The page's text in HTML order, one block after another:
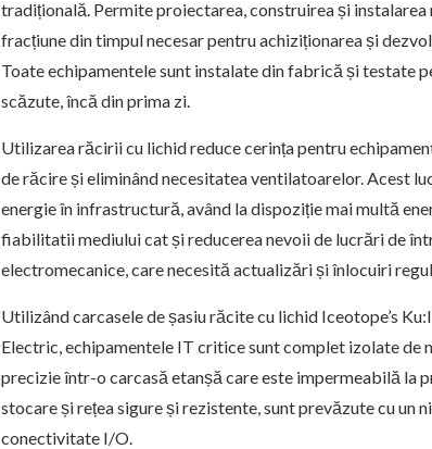
tradițională. Permite proiectarea, construirea și
fracțiune din timpul necesar pentru achiziționarea și
Toate echipamentele sunt instalate din fabrică și testate
scăzute, încă din prima zi.
Utilizarea răcirii cu lichid reduce cerința pentru
de răcire și eliminând necesitatea ventilatoarelor. Acest
energie în infrastructură, având la dispoziție mai multă
fiabilitatii mediului cat și reducerea nevoii de lucrări de
electromecanice, care necesită actualizări și înlocuiri
Utilizând carcasele de șasiu răcite cu lichid Iceotope’s
Electric, echipamentele IT critice sunt complet izolate
precizie într-o carcasă etanșă care este impermeabilă la
stocare și rețea sigure și rezistente, sunt prevăzute cu un
conectivitate I/O.